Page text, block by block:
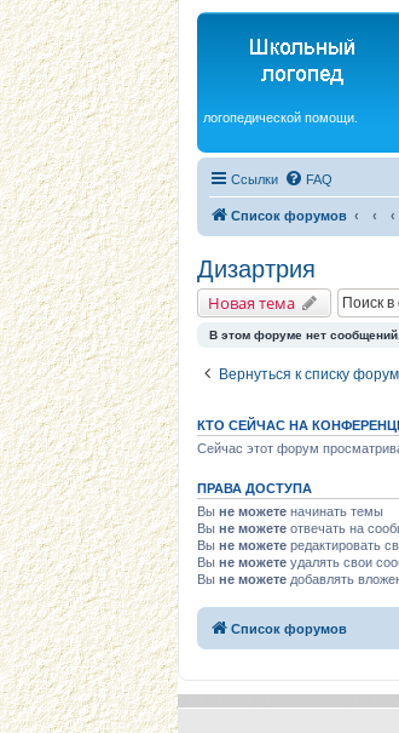
логопедической помощи.
Ссылки FAQ
Список форумов
Дизартрия
Новая тема
В этом форуме нет сообщений.
Вернуться к списку
КТО СЕЙЧАС НА
Сейчас этот форум
ПРАВА ДОСТУПА
Вы не можете начинать темы
Вы не можете отвечать на
Вы не можете редактировать
Вы не можете удалять свои
Вы не можете добавлять
Список форумов